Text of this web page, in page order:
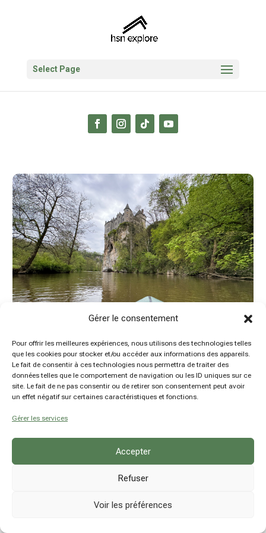
Gérer le consentement
Pour offrir les meilleures expériences, nous utilisons des technologies telles
que les cookies pour stocker et/ou accéder aux informations des appareils.
Le fait de consentir à ces technologies nous permettra de traiter des
données telles que le comportement de navigation ou les ID uniques sur ce
site. Le fait de ne pas consentir ou de retirer son consentement peut avoir
un effet négatif sur certaines caractéristiques et fonctions.
Gérer les services
Accepter
Refuser
Voir les préférences
Select Page
Packraft sur la Lesse de Furfooz à Anseremme
byDamien Hansen|29 Avr 2024|Articles à la une,
© hsn explore - Damien Hansen - BE0780914237